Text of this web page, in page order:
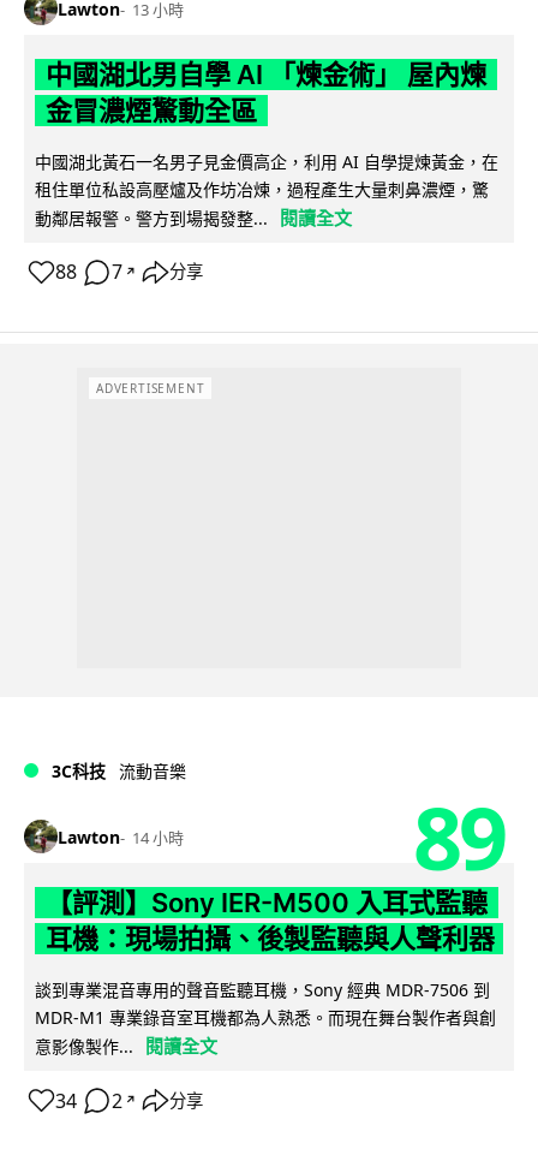
Lawton 13 小時
中國湖北男自學 AI 「煉金術」 屋內煉
金冒濃煙驚動全區
中國湖北黃石一名男子見金價高企，利用 AI 自學提煉黃金，在
租住單位私設高壓爐及作坊冶煉，過程產生大量刺鼻濃煙，驚
動鄰居報警。警方到場揭發整...
閱讀全文
88 7 ↗ 分享
ADVERTISEMENT
3C科技 流動音樂
Lawton 14 小時 89
【評測】Sony IER-M500 入耳式監聽
耳機：現場拍攝、後製監聽與人聲利器
談到專業混音專用的聲音監聽耳機，Sony 經典 MDR-7506 到
MDR-M1 專業錄音室耳機都為人熟悉。而現在舞台製作者與創
意影像製作...
閱讀全文
34 2 ↗ 分享